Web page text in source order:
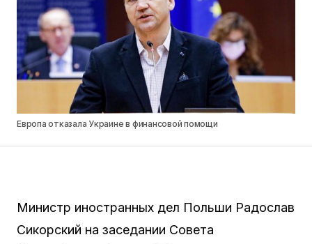
Европа отказала Украине в финансовой помощи
Министр иностранных дел Польши Радослав
Сикорский на заседании Совета